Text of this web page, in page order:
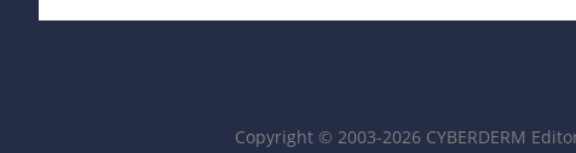
淋病和非衣原体感染的非淋菌性尿道炎。
2.多西环素100mg，每天2次，口服，共7天。
Copyright © 2003-2026 CYBERDERM